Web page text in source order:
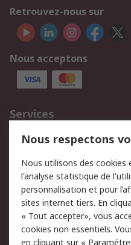
Retrouvez-nous sur
Nous acceptons
Services
750.000 produits
Retours
Track & trace
Legal
Politique de cookies
Nous respectons
Nous utilisons des
l'analyse statistique de
personnalisation et pour
sites internet tiers. En
« Tout accepter», vous
cookies non essentiels.
en cliquant sur «